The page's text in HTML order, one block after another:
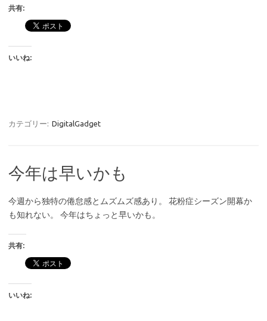
共有:
いいね:
カテゴリー: DigitalGadget
今年は早いかも
今週から独特の倦怠感とムズムズ感あり。 花粉症シーズン開幕か
も知れない。 今年はちょっと早いかも。
共有:
いいね: